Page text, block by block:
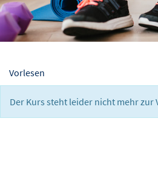
Vorlesen
Der Kurs steht leider nicht mehr zur